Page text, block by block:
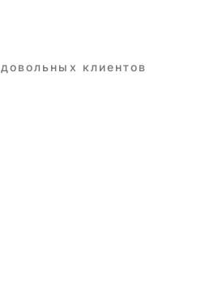
довольных клиентов